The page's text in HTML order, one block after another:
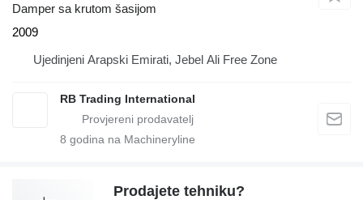
Damper sa krutom šasijom
2009
Ujedinjeni Arapski Emirati, Jebel Ali Free Zone
RB Trading International
8 godina na Machineryline
Prodajete tehniku?